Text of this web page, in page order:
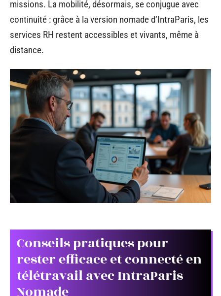
missions. La mobilité, désormais, se conjugue avec
continuité : grâce à la version nomade d’IntraParis, les
services RH restent accessibles et vivants, même à
distance.
Conseils pratiques pour
rester efficace et connecté en
télétravail avec IntraParis
Nomade